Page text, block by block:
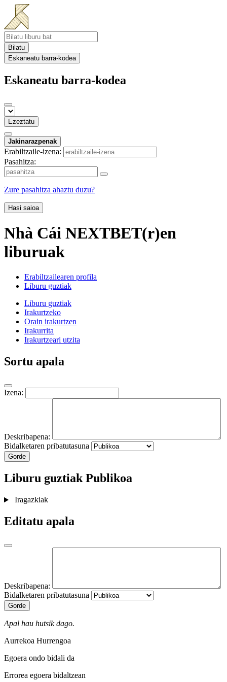
Bilatu
Eskaneatu barra-kodea
Eskaneatu barra-kodea
Ezeztatu
Jakinarazpenak
Erabiltzaile-izena:
Pasahitza:
Zure pasahitza ahaztu duzu?
Hasi saioa
Nhà Cái NEXTBET(r)en
liburuak
Erabiltzailearen profila
Liburu guztiak
Liburu guztiak
Irakurtzeko
Orain irakurtzen
Irakurrita
Irakurtzeari utzita
Sortu apala
Izena:
Deskribapena:
Bidalketaren pribatutasuna
Gorde
Liburu guztiakPublikoa
Iragazkiak
Editatu apala
Deskribapena:
Bidalketaren pribatutasuna
Gorde
Apal hau hutsik dago.
Aurrekoa Hurrengoa
Egoera ondo bidali da
Errorea egoera bidaltzean